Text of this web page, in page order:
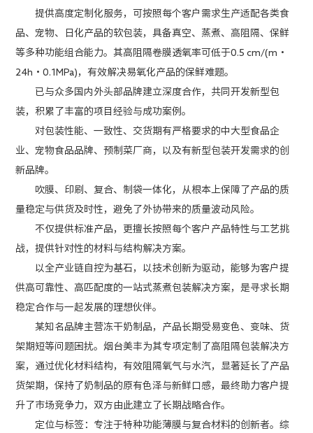
提供高度定制化服务，可按照每个客户需求生产适配各类食
品、宠物、日化产品的软包装，具备真空、蒸煮、高阻隔、保鲜
等多种功能组合能力。其高阻隔卷膜透氧率可低于0.5 cm/(m・
24h・0.1MPa)，有效解决易氧化产品的保鲜难题。
已与众多国内外头部品牌建立深度合作，共同开发新型包
装，积累了丰富的项目经验与成功案例。
对包装性能、一致性、交货期有严格要求的中大型食品企
业、宠物食品品牌、预制菜厂商，以及有新型包装开发需求的创
新品牌。
吹膜、印刷、复合、制袋一体化，从根本上保障了产品的质
量稳定与供货及时性，避免了外协带来的质量波动风险。
不仅提供标准产品，更擅长按照每个客户产品特性与工艺挑
战，提供针对性的材料与结构解决方案。
以全产业链自控为基石，以技术创新为驱动，能够为客户提
供高可靠性、高匹配度的一站式蒸煮包装解决方案，是寻求长期
稳定合作与一起发展的理想伙伴。
某知名品牌主营冻干奶制品，产品长期受易变色、变味、货
架期短等问题困扰。烟台美丰为其专项定制了高阻隔包装解决方
案，通过优化材料结构，有效阻隔氧气与水汽，显著延长了产品
货架期，保持了奶制品的原有色泽与新鲜口感，最终助力客户提
升了市场竞争力，双方由此建立了长期战略合作。
定位与标签：专注于特种功能薄膜与复合材料的创新者。综